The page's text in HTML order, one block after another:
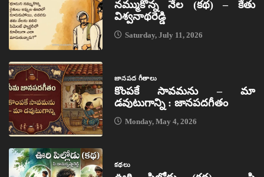
నమ్ముకొన్న నేల (కథ) – కేతు
విశ్వనాథరెడ్డి
Saturday, July 11, 2026
జానపద గీతాలు
కొంపకే సావమను – మా
డవుటుగాన్ని : జానపదగీతం
Monday, May 4, 2026
కథలు